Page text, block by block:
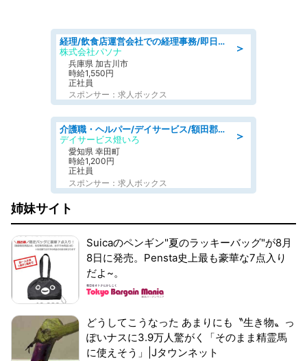
＞
経理/飲食店運営会社での経理事務/即日勤務可/車通勤可/経理/一般事務
株式会社パソナ
兵庫県 加古川市
時給1,550円
正社員
スポンサー：求人ボックス
＞
介護職・ヘルパー/デイサービス/額田郡幸田町/JR東海道本線 幸田/愛知県
デイサービス燈いろ
愛知県 幸田町
時給1,200円
正社員
スポンサー：求人ボックス
姉妹サイト
Suicaのペンギン"夏のラッキーバッグ"が8月
8日に発売。Pensta史上最も豪華な7点入り
だよ~。
どうしてこうなった あまりにも〝生き物〟っ
ぽいナスに3.9万人驚がく「そのまま精霊馬
に使えそう」|Jタウンネット